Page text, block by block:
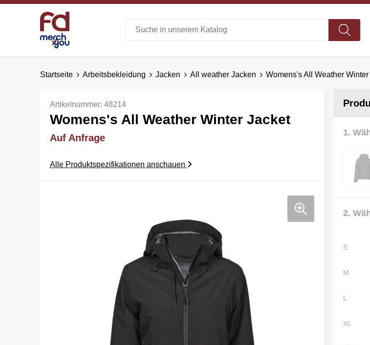
Startseite Arbeitsbekleidung Jacken All weather Jacken Womens's All Weather
Artikelnummer: 48214
Womens's All Weather Winter Jacket
Auf Anfrage
Alle Produktspezifikationen anschauen
1.
2.
S
M
L
XL